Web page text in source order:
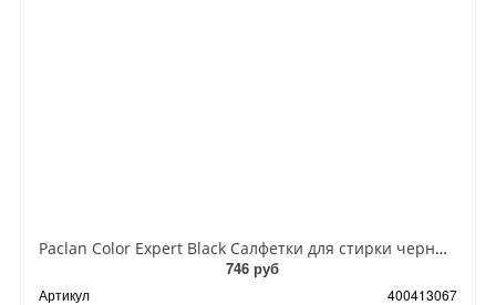
Paclan Color Expert Black Салфетки для стирки черных и темных вещей с окрашивающим эффектом 10 шт
746 руб
Артикул
400413067